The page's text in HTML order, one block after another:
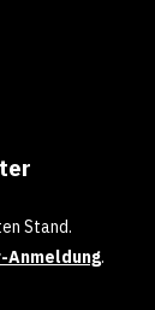
Stand.
.